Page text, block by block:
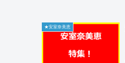
★安室奈美恵